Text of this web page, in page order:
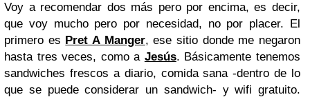
Voy a recomendar dos más pero por encima, es decir,
que voy mucho pero por necesidad, no por placer. El
primero es Pret A Manger, ese sitio donde me negaron
hasta tres veces, como a Jesús. Básicamente tenemos
sandwiches frescos a diario, comida sana -dentro de lo
que se puede considerar un sandwich- y wifi gratuito.